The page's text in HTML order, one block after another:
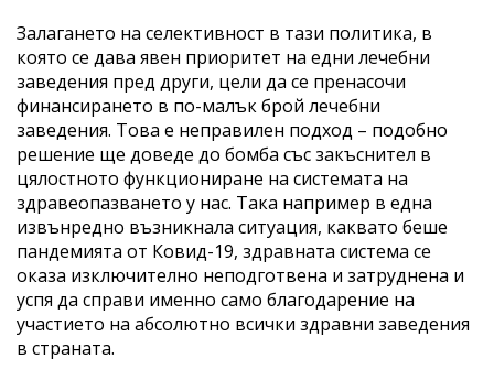
Залагането на селективност в тази политика, в
която се дава явен приоритет на едни лечебни
заведения пред други, цели да се пренасочи
финансирането в по-малък брой лечебни
заведения. Това е неправилен подход – подобно
решение ще доведе до бомба със закъснител в
цялостното функциониране на системата на
здравеопазването у нас. Така например в една
извънредно възникнала ситуация, каквато беше
пандемията от Ковид-19, здравната система се
оказа изключително неподготвена и затруднена и
успя да справи именно само благодарение на
участието на абсолютно всички здравни заведения
в страната.